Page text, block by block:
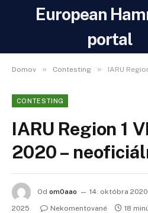
European
portal
Domov » Contesting » IARU Region 1
CONTESTING
IARU Region 1
2020 –
Od om0aao 14. októbra 2020
2025
Nekomentované 18